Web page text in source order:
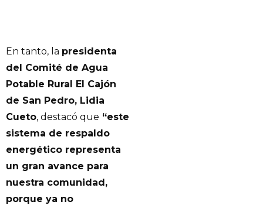
En tanto, la presidenta
del Comité de Agua
Potable Rural El Cajón
de San Pedro, Lidia
Cueto, destacó que “este
sistema de respaldo
energético representa
un gran avance para
nuestra comunidad,
porque ya no